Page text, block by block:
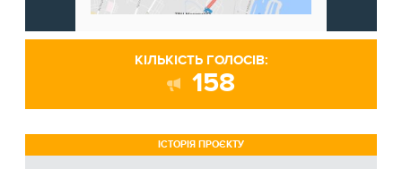
КІЛЬКІСТЬ ГОЛОСІВ:
158
ІСТОРІЯ ПРОЄКТУ